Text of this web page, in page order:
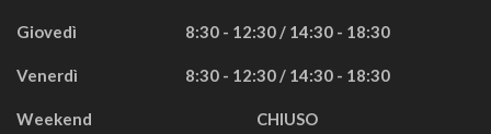
Giovedì 8:30 - 12:30 / 14:30 - 18:30
Venerdì 8:30 - 12:30 / 14:30 - 18:30
Weekend CHIUSO